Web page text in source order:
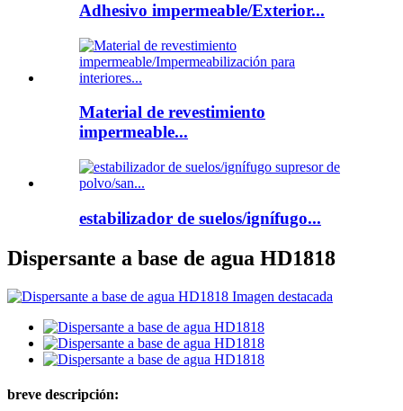
Adhesivo impermeable/Exterior...
Material de revestimiento
impermeable...
estabilizador de suelos/ignífugo...
Dispersante a base de agua HD1818
breve descripción: